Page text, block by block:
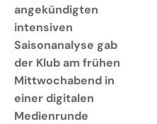
angekündigten
intensiven
Saisonanalyse gab
der Klub am frühen
Mittwochabend in
einer digitalen
Medienrunde